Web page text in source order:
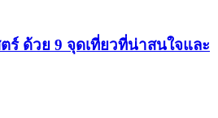
ร์ ด้วย 9 จุดเที่ยวที่น่าสนใจและ